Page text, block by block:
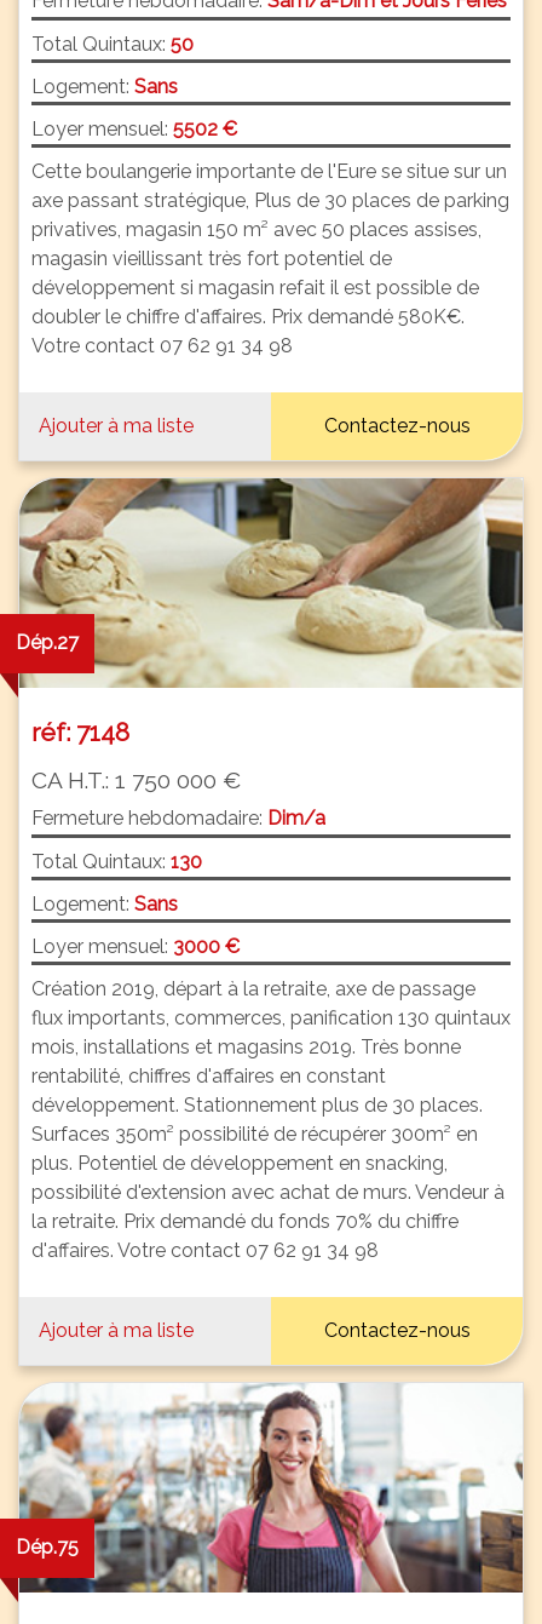
Total Quintaux: 50
Logement: Sans
Loyer mensuel: 5502 €
Cette boulangerie importante de l'Eure se situe sur un
axe passant stratégique, Plus de 30 places de parking
privatives, magasin 150 m² avec 50 places assises,
magasin vieillissant très fort potentiel de
développement si magasin refait il est possible de
doubler le chiffre d'affaires. Prix demandé 580K€.
Votre contact 07 62 91 34 98
Ajouter à ma liste Contactez-nous
Dép.27
réf: 7148
CA H.T.: 1 750 000 €
Fermeture hebdomadaire: Dim/a
Total Quintaux: 130
Logement: Sans
Loyer mensuel: 3000 €
Création 2019, départ à la retraite, axe de passage
flux importants, commerces, panification 130 quintaux
mois, installations et magasins 2019. Très bonne
rentabilité, chiffres d'affaires en constant
développement. Stationnement plus de 30 places.
Surfaces 350m² possibilité de récupérer 300m² en
plus. Potentiel de développement en snacking,
possibilité d'extension avec achat de murs. Vendeur à
la retraite. Prix demandé du fonds 70% du chiffre
d'affaires. Votre contact 07 62 91 34 98
Ajouter à ma liste Contactez-nous
Dép.75